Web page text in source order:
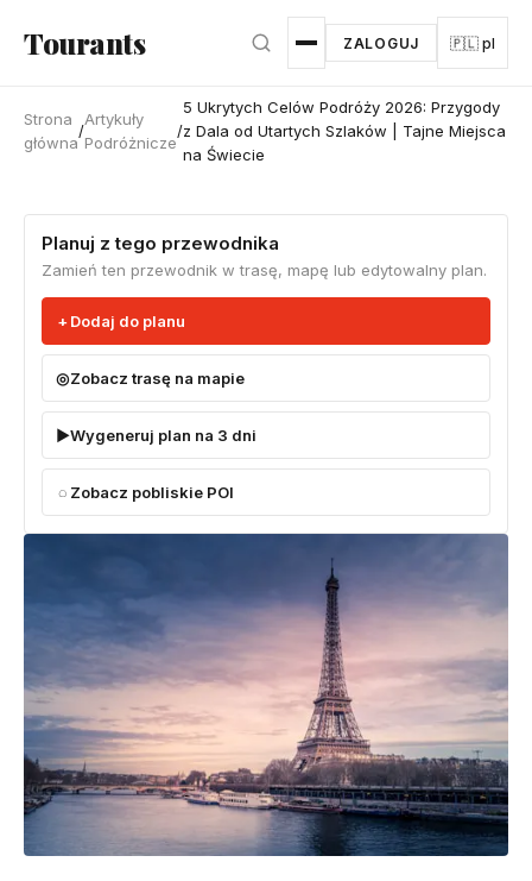
Tourants ZALOGUJ 🇵🇱 pl
Strona
główna
/
Artykuły
Podróżnicze
/
5 Ukrytych Celów Podróży 2026: Przygody
z Dala od Utartych Szlaków | Tajne Miejsca
na Świecie
Planuj z tego przewodnika
Zamień ten przewodnik w trasę, mapę lub edytowalny plan.
Dodaj do planu
Zobacz trasę na mapie
Wygeneruj plan na 3 dni
Zobacz pobliskie POI